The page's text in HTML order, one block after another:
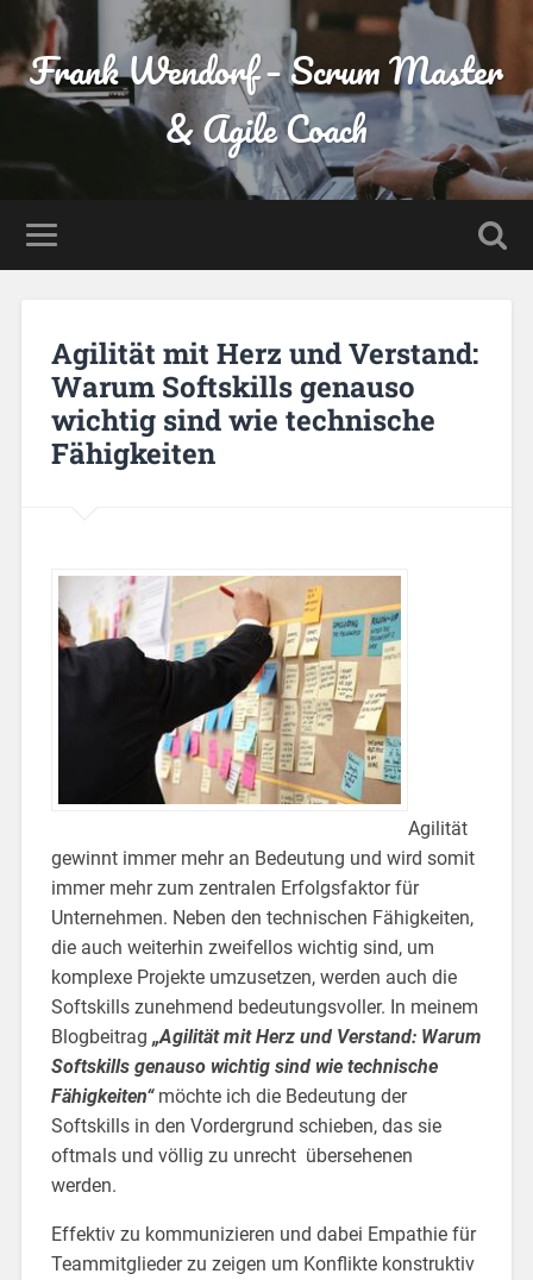
Frank Wendorf – Scrum Master
& Agile Coach
Agilität mit Herz und Verstand:
Warum Softskills genauso
wichtig sind wie technische
Fähigkeiten
Agilität
gewinnt immer mehr an Bedeutung und wird somit
immer mehr zum zentralen Erfolgsfaktor für
Unternehmen. Neben den technischen Fähigkeiten,
die auch weiterhin zweifellos wichtig sind, um
komplexe Projekte umzusetzen, werden auch die
Softskills zunehmend bedeutungsvoller. In meinem
Blogbeitrag „Agilität mit Herz und Verstand: Warum
Softskills genauso wichtig sind wie technische
Fähigkeiten“möchte ich die Bedeutung der
Softskills in den Vordergrund schieben, das sie
oftmals und völlig zu unrecht übersehenen
werden.
Effektiv zu kommunizieren und dabei Empathie für
Teammitglieder zu zeigen um Konflikte konstruktiv